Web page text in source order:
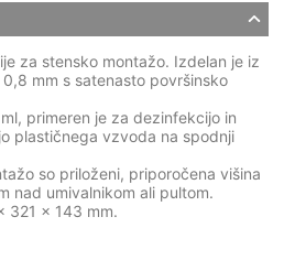
za stensko montažo. Izdelan je iz
mm s satenasto površinsko
primeren je za dezinfekcijo in
plastičnega vzvoda na spodnji
so priloženi, priporočena višina
nad umivalnikom ali pultom.
321 x 143 mm.